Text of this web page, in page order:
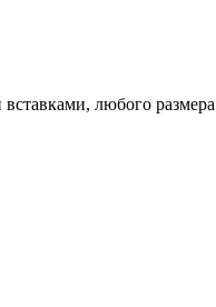
любого размера